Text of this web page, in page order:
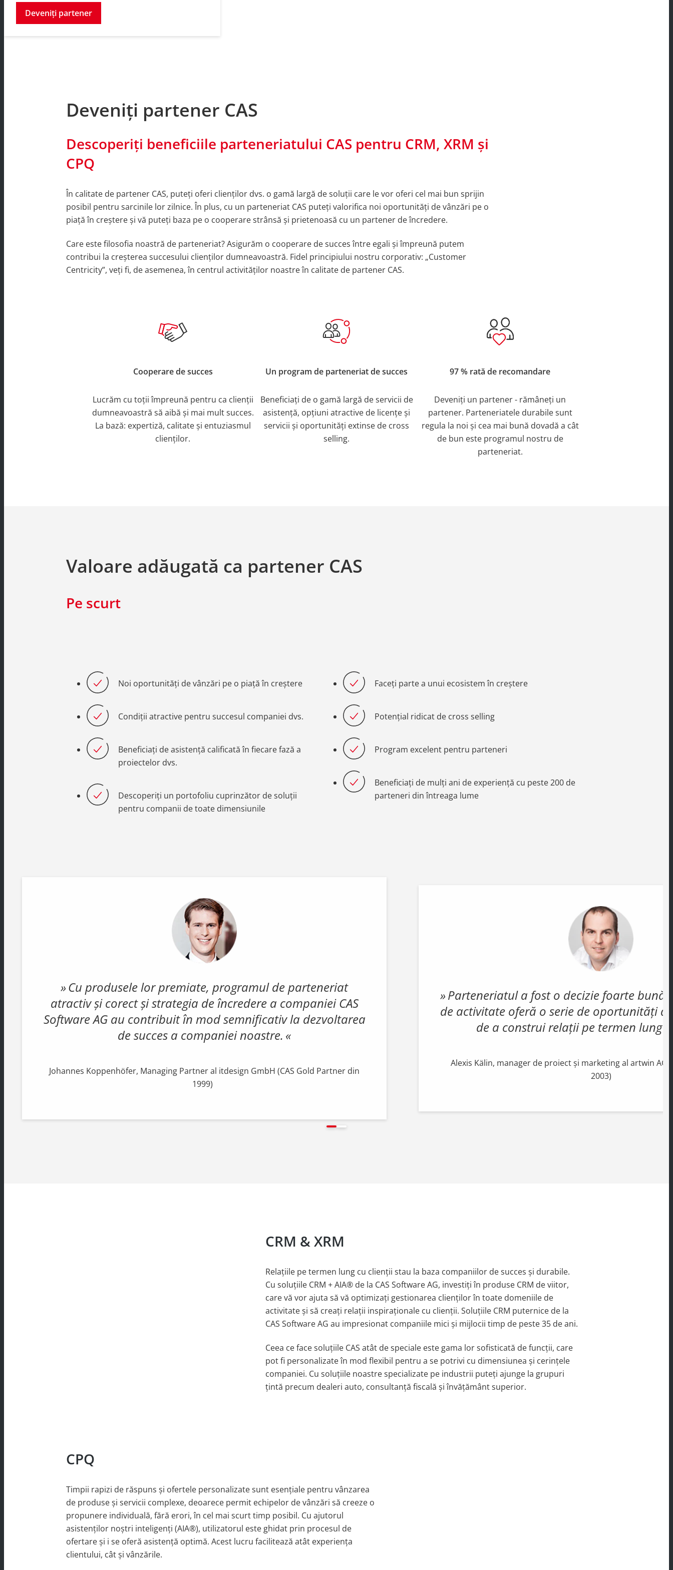
Deveniți partener
Deveniți partener CAS
Descoperiți beneficiile parteneriatului CAS pentru CRM, XRM și
CPQ
În calitate de partener CAS, puteți oferi clienților dvs. o gamă largă de soluții care le vor oferi cel mai bun sprijin
posibil pentru sarcinile lor zilnice. În plus, cu un parteneriat CAS puteți valorifica noi oportunități de vânzări pe o
piață în creștere și vă puteți baza pe o cooperare strânsă și prietenoasă cu un partener de încredere.
Care este filosofia noastră de parteneriat? Asigurăm o cooperare de succes între egali și împreună putem
contribui la creșterea succesului clienților dumneavoastră. Fidel principiului nostru corporativ: „Customer
Centricity”, veți fi, de asemenea, în centrul activităților noastre în calitate de partener CAS.
Cooperare de succes
Lucrăm cu toții împreună pentru ca clienții
dumneavoastră să aibă și mai mult succes.
La bază: expertiză, calitate și entuziasmul
clienților.
Un program de parteneriat de succes
Beneficiați de o gamă largă de servicii de
asistență, opțiuni atractive de licențe și
servicii și oportunități extinse de cross
selling.
97 % rată de recomandare
Deveniți un partener - rămâneți un
partener. Parteneriatele durabile sunt
regula la noi și cea mai bună dovadă a cât
de bun este programul nostru de
parteneriat.
Valoare adăugată ca partener CAS
Pe scurt
Noi oportunități de vânzări pe o piață în creștere
Condiții atractive pentru succesul companiei dvs.
Beneficiați de asistență calificată în fiecare fază a
proiectelor dvs.
Descoperiți un portofoliu cuprinzător de soluții
pentru companii de toate dimensiunile
Faceți parte a unui ecosistem în creștere
Potențial ridicat de cross selling
Program excelent pentru parteneri
Beneficiați de mulți ani de experiență cu peste 200 de
parteneri din întreaga lume
Cu produsele lor premiate, programul de parteneriat
atractiv și corect și strategia de încredere a companiei CAS
Software AG au contribuit în mod semnificativ la dezvoltarea
de succes a companiei noastre.
Johannes Koppenhöfer, Managing Partner al itdesign GmbH (CAS Gold Partner din
1999)
Parteneriatul a fost o decizie foarte bună.
de activitate oferă o serie de oportunități
de a construi relații pe termen lung
Alexis Kälin, manager de proiect și marketing al artwin AG
2003)
CRM & XRM
Relațiile pe termen lung cu clienții stau la baza companiilor de succes și durabile.
Cu soluțiile CRM + AIA® de la CAS Software AG, investiți în produse CRM de viitor,
care vă vor ajuta să vă optimizați gestionarea clienților în toate domeniile de
activitate și să creați relații inspiraționale cu clienții. Soluțiile CRM puternice de la
CAS Software AG au impresionat companiile mici și mijlocii timp de peste 35 de ani.
Ceea ce face soluțiile CAS atât de speciale este gama lor sofisticată de funcții, care
pot fi personalizate în mod flexibil pentru a se potrivi cu dimensiunea și cerințele
companiei. Cu soluțiile noastre specializate pe industrii puteți ajunge la grupuri
țintă precum dealeri auto, consultanță fiscală și învățământ superior.
CPQ
Timpii rapizi de răspuns și ofertele personalizate sunt esențiale pentru vânzarea
de produse și servicii complexe, deoarece permit echipelor de vânzări să creeze o
propunere individuală, fără erori, în cel mai scurt timp posibil. Cu ajutorul
asistenților noștri inteligenți (AIA®), utilizatorul este ghidat prin procesul de
ofertare și i se oferă asistență optimă. Acest lucru facilitează atât experiența
clientului, cât și vânzările.